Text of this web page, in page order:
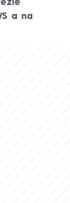
a na